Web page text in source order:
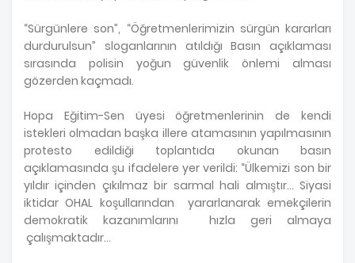
“Sürgünlere son”, “Öğretmenlerimizin sürgün kararları
durdurulsun” sloganlarının atıldığı Basın açıklaması
sırasında polisin yoğun güvenlik önlemi alması
gözerden kaçmadı.
Hopa Eğitim-Sen üyesi öğretmenlerinin de kendi
istekleri olmadan başka illere atamasının yapılmasının
protesto edildiği toplantıda okunan basın
açıklamasında şu ifadelere yer verildi: “Ülkemizi son bir
yıldır içinden çıkılmaz bir sarmal hali almıştır… Siyasi
iktidar OHAL koşullarından yararlanarak emekçilerin
demokratik kazanımlarını hızla geri almaya
çalışmaktadır…